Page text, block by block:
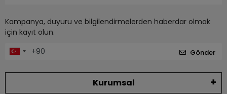
Kampanya, duyuru ve bilgilendirmelerden haberdar olmak
için kayıt olun.
Gönder
Kurumsal